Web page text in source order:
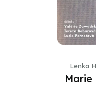
Lenka